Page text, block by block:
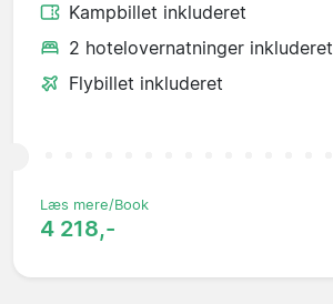
Kampbillet inkluderet
2 hotelovernatninger inkluderet
Flybillet inkluderet
Læs mere/Book
4 218,-